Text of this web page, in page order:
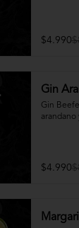
$4.990
Gin
Gin
arandano
$4.990